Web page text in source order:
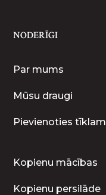
NODERĪGI
Par mums
Mūsu draugi
Pievienoties tīklam
Kopienu mācības
Kopienu persilāde